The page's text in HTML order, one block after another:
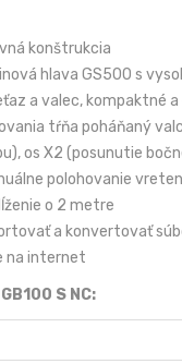
konštrukcia
hlava GS500 s
a valec, kompaktné
tŕňa poháňaný
os X2 (posunutie
polohovanie
o 2 metre
a konvertovať
na internet
S NC: